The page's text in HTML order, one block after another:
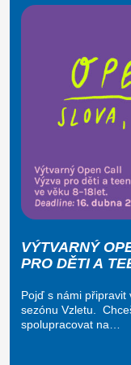
VÝTVARNÝ
PRO DĚTI A
Pojď s námi připravit
sezónu Vzletu.
spolupracovat na…